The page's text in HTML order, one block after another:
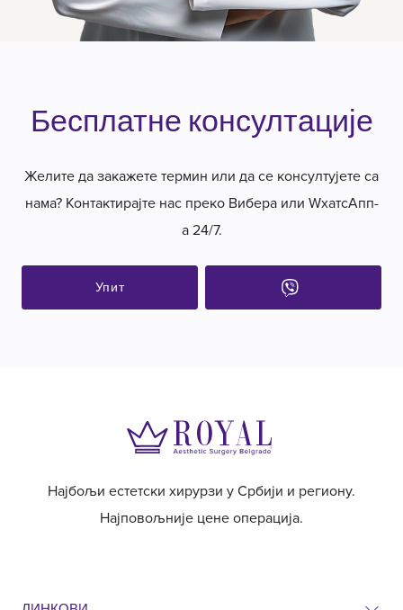
Бесплатне консултације
Желите да закажете термин или да се консултујете са
нама? Контактирајте нас преко Вибера или WхатсАпп-
а 24/7.
Упит
Најбољи естетски хирурзи у Србији и региону.
Најповољније цене операција.